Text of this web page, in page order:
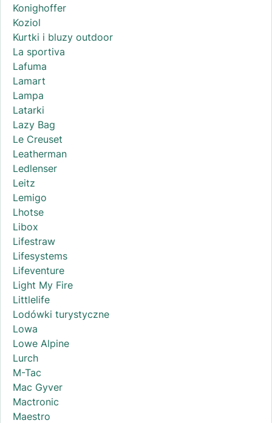
Konighoffer
Koziol
Kurtki i bluzy outdoor
La sportiva
Lafuma
Lamart
Lampa
Latarki
Lazy Bag
Le Creuset
Leatherman
Ledlenser
Leitz
Lemigo
Lhotse
Libox
Lifestraw
Lifesystems
Lifeventure
Light My Fire
Littlelife
Lodówki turystyczne
Lowa
Lowe Alpine
Lurch
M-Tac
Mac Gyver
Mactronic
Maestro